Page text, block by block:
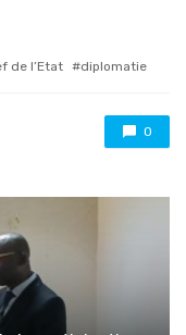
de l’Etat diplomatie
0